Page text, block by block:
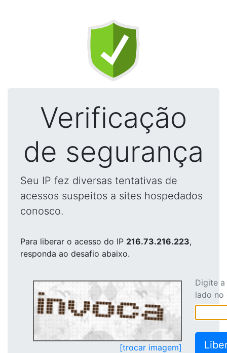
Verificação
de segurança
Seu IP fez diversas tentativas de
acessos suspeitos a sites hospedados
conosco.
Para liberar o acesso do IP 216.73.216.223,
responda ao desafio abaixo.
[trocar imagem]
Digite
lado no